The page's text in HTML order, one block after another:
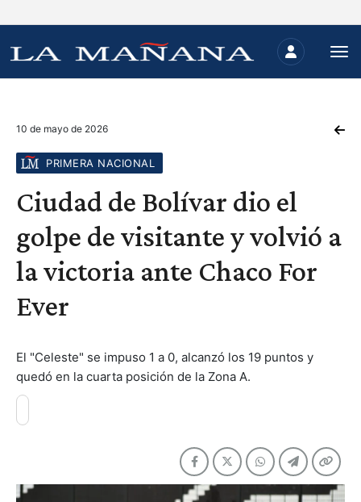
10 de mayo de 2026
PRIMERA NACIONAL
Ciudad de Bolívar dio el
golpe de visitante y volvió a
la victoria ante Chaco For
Ever
El "Celeste" se impuso 1 a 0, alcanzó los 19 puntos y
quedó en la cuarta posición de la Zona A.